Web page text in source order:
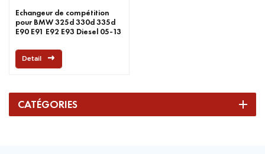
Echangeur de compétition
pour BMW 325d 330d 335d
E90 E91 E92 E93 Diesel 05-13
Detail
CATÉGORIES